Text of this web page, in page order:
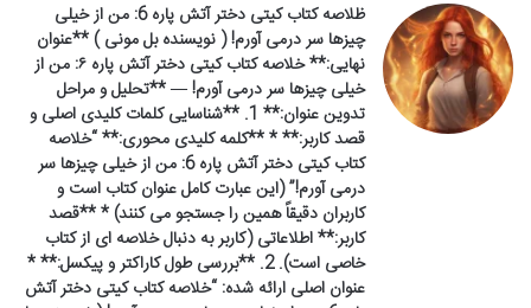
ظلاصه کتاب کیتی دختر آتش پاره 6: من از خیلی
چیزها سر درمی آورم! ( نویسنده بل مونی ) **عنوان
نهایی:** خلاصه کتاب کیتی دختر آتش پاره ۶: من از
خیلی چیزها سر درمی آورم! — **تحلیل و مراحل
تدوین عنوان:** 1. **شناسایی کلمات کلیدی اصلی و
قصد کاربر:** * **کلمه کلیدی محوری:** “خلاصه
کتاب کیتی دختر آتش پاره 6: من از خیلی چیزها سر
درمی آورم!” (این عبارت کامل عنوان کتاب است و
کاربران دقیقاً همین را جستجو می کنند) * **قصد
کاربر:** اطلاعاتی (کاربر به دنبال خلاصه ای از کتاب
خاصی است). 2. **بررسی طول کاراکتر و پیکسل:** *
عنوان اصلی ارائه شده: “خلاصه کتاب کیتی دختر آتش